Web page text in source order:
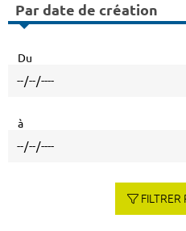
Par date de création
Du
à
FILTRER